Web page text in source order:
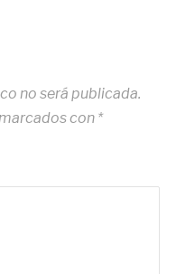
no será publicada.
con *